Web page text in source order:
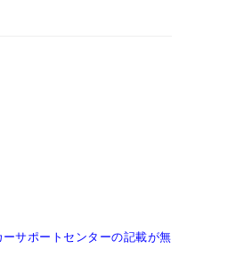
サポートセンターの記載が無